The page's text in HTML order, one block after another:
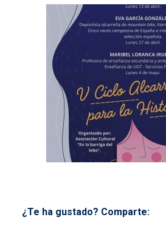
¿Te ha gustado? Comparte: